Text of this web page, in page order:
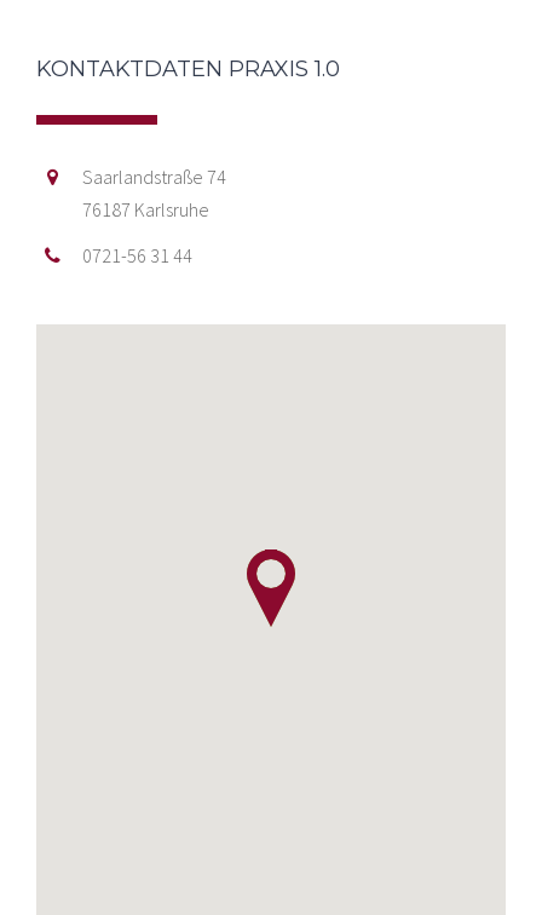
KONTAKTDATEN PRAXIS 1.0
Saarlandstraße 74
76187 Karlsruhe
0721-56 31 44